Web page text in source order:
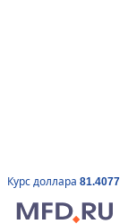
Курс доллара 81.4077